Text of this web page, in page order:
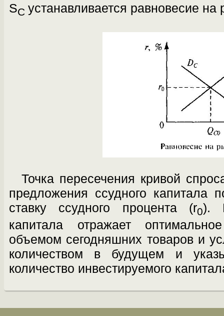
SC устанавливается равновесие на
Точка пересечения кривой
предложения ссудного капитала
ставку ссудного про­цента (r0).
капитала отражает
объемом сегодняшних товаров и
количеством в будущем и
количество инвестируемого